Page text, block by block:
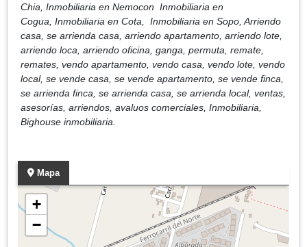
Chia, Inmobiliaria en Nemocon Inmobiliaria en
Cogua, Inmobiliaria en Cota, Inmobiliaria en Sopo, Arriendo
casa, se arrienda casa, arriendo apartamento, arriendo lote,
arriendo loca, arriendo oficina, ganga, permuta, remate,
remates, vendo apartamento, vendo casa, vendo lote, vendo
local, se vende casa, se vende apartamento, se vende finca,
se arrienda finca, se arrienda casa, se arrienda local, ventas,
asesorías, arriendos, avaluos comerciales, Inmobiliaria,
Bighouse inmobiliaria
Mapa
+
−